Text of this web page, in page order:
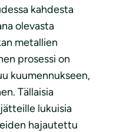
kahdesta
olevasta
metallien
prosessi on
kuumennukseen,
Tällaisia
lukuisia
hajautettu